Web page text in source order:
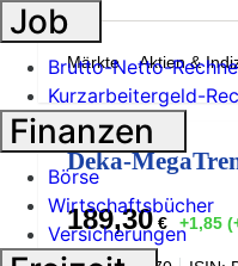
Märkte Aktien &
Deka-
189,30 € +1,85
Job
Brutto-Netto-
Kurzarbeitergeld-
Finanzen
Börse
Wirtschaftsbücher
Versicherungen